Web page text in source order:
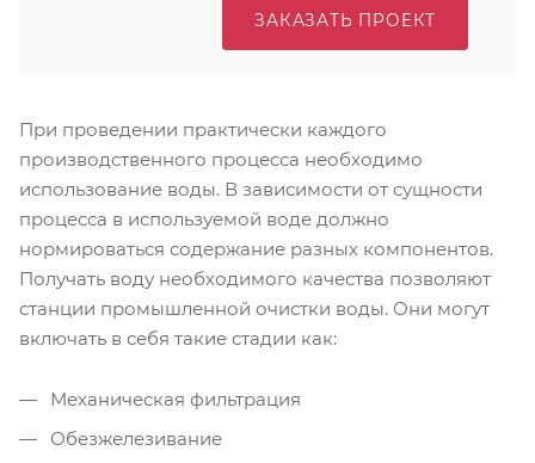
ЗАКАЗАТЬ ПРОЕКТ
При проведении практически каждого
производственного процесса необходимо
использование воды. В зависимости от сущности
процесса в используемой воде должно
нормироваться содержание разных компонентов.
Получать воду необходимого качества позволяют
станции промышленной очистки воды. Они могут
включать в себя такие стадии как:
Механическая фильтрация
Обезжелезивание